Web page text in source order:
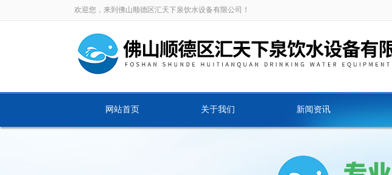
欢迎您，来到佛山顺德区汇天下泉饮水设备有限公司！
网站首页 关于我们 新闻资讯